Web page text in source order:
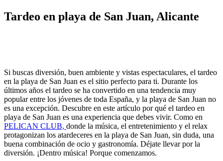
Tardeo en playa de San Juan, Alicante
Si buscas diversión, buen ambiente y vistas espectaculares, el tardeo
en la playa de San Juan es el sitio perfecto para ti. Durante los
últimos años el tardeo se ha convertido en una tendencia muy
popular entre los jóvenes de toda España, y la playa de San Juan no
es una excepción. Descubre en este artículo por qué el tardeo en
playa de San Juan es una experiencia que debes vivir. Como en
PELICAN CLUB, donde la música, el entretenimiento y el relax
protagonizan los atardeceres en la playa de San Juan, sin duda, una
buena combinación de ocio y gastronomía. Déjate llevar por la
diversión. ¡Dentro música! Porque comenzamos.